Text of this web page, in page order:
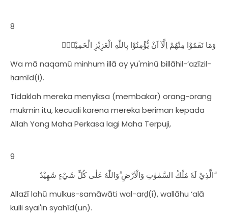
8
Wa mā naqamū minhum illā ay yu'minū billāhil-‘azīzil-
ḥamīd(i).
Tidaklah mereka menyiksa (membakar) orang-orang
mukmin itu, kecuali karena mereka beriman kepada
Allah Yang Maha Perkasa lagi Maha Terpuji,
9
الَّذِيْ لَهٗ مُلْكُ السَّمٰوٰتِ وَالْاَرْضِ ۗوَاللّٰهُ عَلٰى كُلِّ شَيْءٍ شَهِيْدٌ ۗ
Allażī lahū mulkus-samāwāti wal-arḍ(i), wallāhu ‘alā
kulli syai'in syahīd(un).